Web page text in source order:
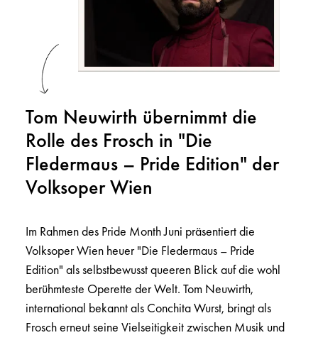
Tom Neuwirth übernimmt die
Rolle des Frosch in "Die
Fledermaus – Pride Edition" der
Volksoper Wien
Im Rahmen des Pride Month Juni präsentiert die
Volksoper Wien heuer "Die Fledermaus – Pride
Edition" als selbstbewusst queeren Blick auf die wohl
berühmteste Operette der Welt. Tom Neuwirth,
international bekannt als Conchita Wurst, bringt als
Frosch erneut seine Vielseitigkeit zwischen Musik und